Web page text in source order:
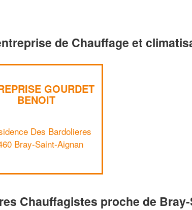
de Chauffage et
GOURDET
BENOIT
Des Bardolieres
Bray-Saint-Aignan
Chauffagistes proche de